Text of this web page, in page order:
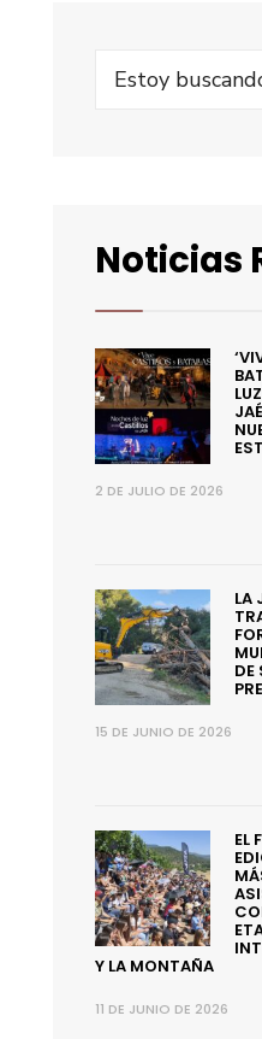
Noticias
2 DE JULIO DE 2026
LA
DE
15 DE JUNIO DE 2026
EL
Y LA MONTAÑA
11 DE JUNIO DE 2026